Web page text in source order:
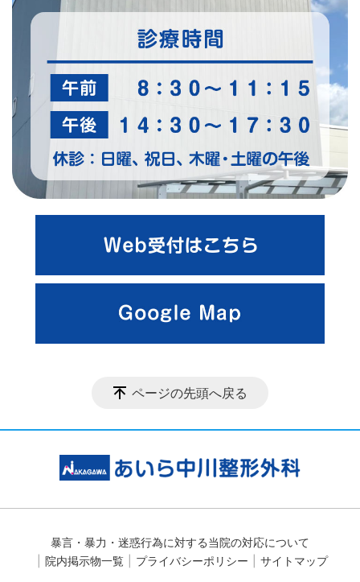
ページの先頭へ戻る
暴言・暴力・迷惑行為に対する当院の対応について
院内掲示物一覧
プライバシーポリシー サイトマップ